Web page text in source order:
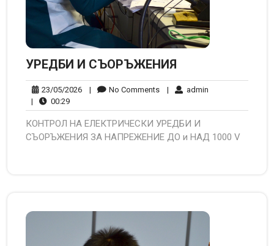
УРЕДБИ И СЪОРЪЖЕНИЯ
23/05/202623/05/2026
| No CommentsNo| admin
|
00:2900:29
КОНТРОЛ НА ЕЛЕКТРИЧЕСКИ УРЕДБИ И
СЪОРЪЖЕНИЯ ЗА НАПРЕЖЕНИЕ ДО и НАД 1000 V